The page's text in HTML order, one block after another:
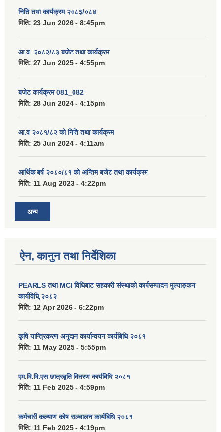
निति तथा कार्यक्रम २०८३/०८४
मिति: 23 Jun 2026 - 8:45pm
आ.व. २०८२/८३ बजेट तथा कार्यक्रम
मिति: 27 Jun 2025 - 4:55pm
बजेट कार्यक्रम 081_082
मिति: 28 Jun 2024 - 4:15pm
आ.व २०८१/८२ को निति तथा कार्यक्रम
मिति: 25 Jun 2024 - 4:11am
आर्थिक बर्ष २०८०/८१ को अन्तिम बजेट तथा कार्यक्रम
मिति: 11 Aug 2023 - 4:22pm
अन्य
ऐन, कानुन तथा निर्देशिका
PEARLS तथा MCI विधिबाट सहकारी संस्थाको कार्यसम्पादन मुल्याङ्कन
कार्यविधि,२०८२
मिति: 12 Apr 2026 - 6:22pm
कृषि यान्त्रिकरण अनुदान कार्यान्वयन कार्यबिधि २०८१
मिति: 11 May 2025 - 5:55pm
एम.वि.वि.एस छात्रबृति वितरण कार्यबिधि २०८१
मिति: 11 Feb 2025 - 4:59pm
कर्मचारी कल्याण कोष सञ्चालन कार्यबिधि २०८१
मिति: 11 Feb 2025 - 4:19pm